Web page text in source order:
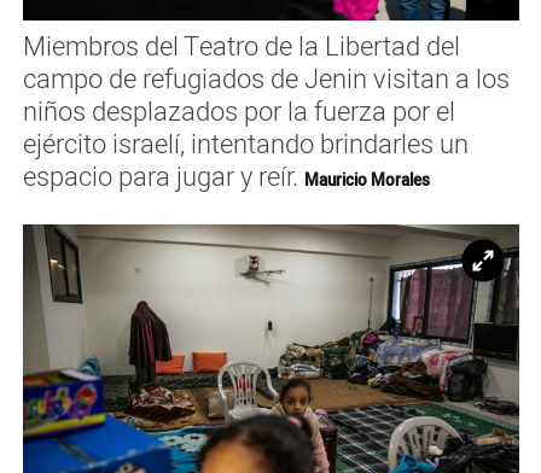
Miembros del Teatro de la Libertad del
campo de refugiados de Jenin visitan a los
niños desplazados por la fuerza por el
ejército israelí, intentando brindarles un
espacio para jugar y reír. Mauricio Morales